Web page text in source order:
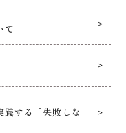
て
する「失敗しな